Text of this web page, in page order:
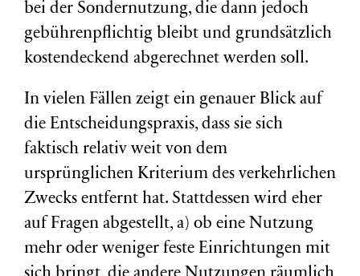
bei der Sondernutzung, die dann jedoch
gebührenpflichtig bleibt und grundsätzlich
kostendeckend abgerechnet werden soll.
In vielen Fällen zeigt ein genauer Blick auf
die Entscheidungspraxis, dass sie sich
faktisch relativ weit von dem
ursprünglichen Kriterium des verkehrlichen
Zwecks entfernt hat. Stattdessen wird eher
auf Fragen abgestellt, a) ob eine Nutzung
mehr oder weniger feste Einrichtungen mit